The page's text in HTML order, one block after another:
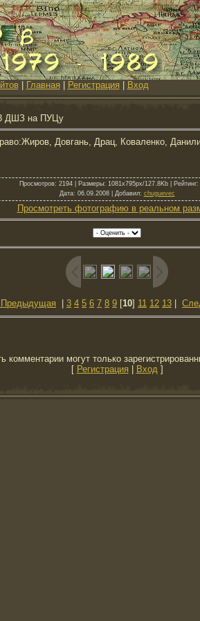
| Главная Регистрация Вход
ДШЗ на ПУЦу
Довгань, Драц, Коваленко,
Просмотров: 2194 | Размеры: 1081x795px/127.8Kb | Рейтинг:
Дата: 06.09.2008 | Добавил: chuguevec
Просмотреть фотографию в реальном
3 4 5 6 7 8 9 [10] 11 12 13
комментарии могут только
[ Регистрация | Вход ]